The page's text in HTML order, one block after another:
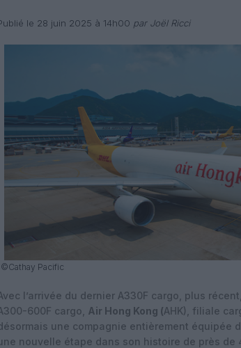
le 28 juin 2025 à 14h00 par Joël Ricci
©Cathay Pacific
l’arrivée du dernier A330F cargo, plus
600F cargo,
Air Hong Kong (AHK), filiale
une compagnie entièrement équipée
nouvelle étape dans son histoire de près de